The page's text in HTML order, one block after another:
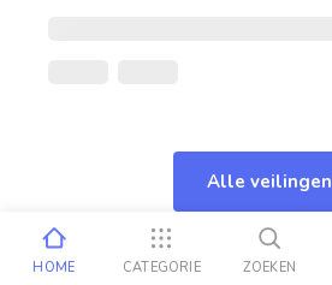
Alle veilingen
HOME CATEGORIE ZOEKEN